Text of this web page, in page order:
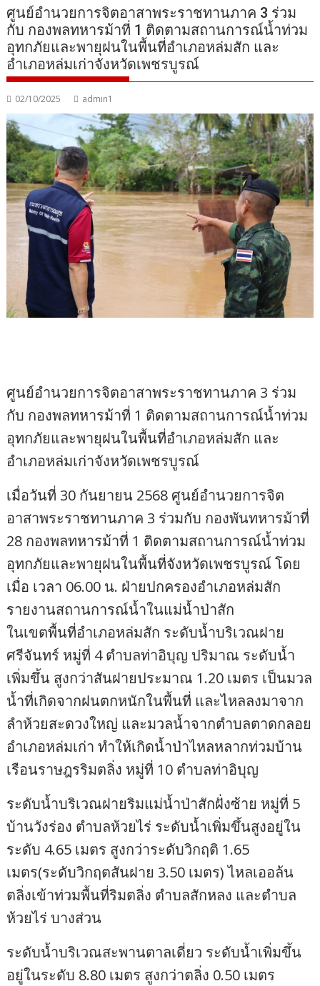
ศูนย์อำนวยการจิตอาสาพระราชทานภาค 3 ร่วม
กับ กองพลทหารม้าที่ 1 ติดตามสถานการณ์น้ำท่วม
อุทกภัยและพายุฝนในพื้นที่อำเภอหล่มสัก และ
อำเภอหล่มเก่าจังหวัดเพชรบูรณ์
02/10/2025 admin1
ศูนย์อำนวยการจิตอาสาพระราชทานภาค 3 ร่วม
กับ กองพลทหารม้าที่ 1 ติดตามสถานการณ์น้ำท่วม
อุทกภัยและพายุฝนในพื้นที่อำเภอหล่มสัก และ
อำเภอหล่มเก่าจังหวัดเพชรบูรณ์
เมื่อวันที่ 30 กันยายน 2568 ศูนย์อำนวยการจิต
อาสาพระราชทานภาค 3 ร่วมกับ กองพันทหารม้าที่
28 กองพลทหารม้าที่ 1 ติดตามสถานการณ์น้ำท่วม
อุทกภัยและพายุฝนในพื้นที่จังหวัดเพชรบูรณ์ โดย
เมื่อ เวลา 06.00 น. ฝ่ายปกครองอำเภอหล่มสัก
รายงานสถานการณ์น้ำในแม่น้ำป่าสัก
ในเขตพื้นที่อำเภอหล่มสัก ระดับน้ำบริเวณฝาย
ศรีจันทร์ หมู่ที่ 4 ตำบลท่าอิบุญ ปริมาณ ระดับน้ำ
เพิ่มขึ้น สูงกว่าสันฝายประมาณ 1.20 เมตร เป็นมวล
น้ำที่เกิดจากฝนตกหนักในพื้นที่ และไหลลงมาจาก
ลำห้วยสะดวงใหญ่ และมวลน้ำจากตำบลตาดกลอย
อำเภอหล่มเก่า ทำให้เกิดน้ำป่าไหลหลากท่วมบ้าน
เรือนราษฎรริมตลิ่ง หมู่ที่ 10 ตำบลท่าอิบุญ
ระดับน้ำบริเวณฝายริมแม่น้ำป่าสักฝั่งซ้าย หมู่ที่ 5
บ้านวังร่อง ตำบลห้วยไร่ ระดับน้ำเพิ่มขึ้นสูงอยู่ใน
ระดับ 4.65 เมตร สูงกว่าระดับวิกฤติ 1.65
เมตร(ระดับวิกฤตสันฝาย 3.50 เมตร) ไหลเออล้น
ตลิ่งเข้าท่วมพื้นที่ริมตลิ่ง ตำบลสักหลง และตำบล
ห้วยไร่ บางส่วน
ระดับน้ำบริเวณสะพานตาลเดี่ยว ระดับน้ำเพิ่มขึ้น
อยู่ในระดับ 8.80 เมตร สูงกว่าตลิ่ง 0.50 เมตร